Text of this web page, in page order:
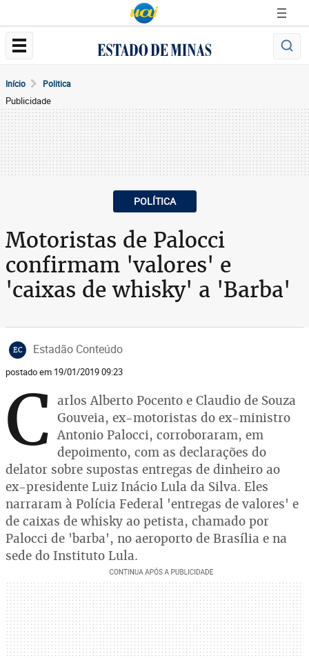
Início Politica
Publicidade
POLÍTICA
Motoristas de Palocci
confirmam 'valores' e
'caixas de whisky' a 'Barba'
EC Estadão Conteúdo
postado em 19/01/2019 09:23
C arlos Alberto Pocento e Claudio de Souza
Gouveia, ex-motoristas do ex-ministro
Antonio Palocci, corroboraram, em
depoimento, com as declarações do
delator sobre supostas entregas de dinheiro ao
ex-presidente Luiz Inácio Lula da Silva. Eles
narraram à Polícia Federal 'entregas de valores' e
de caixas de whisky ao petista, chamado por
Palocci de 'barba', no aeroporto de Brasília e na
sede do Instituto Lula.